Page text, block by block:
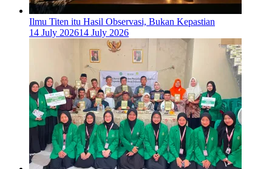
Ilmu Titen itu Hasil Observasi, Bukan Kepastian
14 July 202614 July 2026